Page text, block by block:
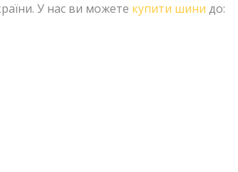
У нас ви можете купити шини до: